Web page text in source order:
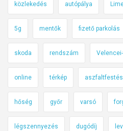
közlekedés autópálya
5g mentők fizető parkolás
skoda rendszám
online térkép aszfaltfestés
hőség győr varsó
légszennyezés dugódíj